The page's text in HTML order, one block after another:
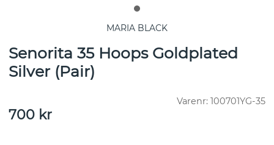
MARIA BLACK
Senorita 35 Hoops Goldplated
Silver (Pair)
Varenr: 100701YG-35
700 kr